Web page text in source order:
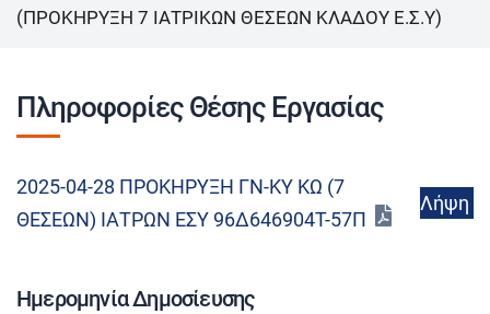
(ΠΡΟΚΗΡΥΞΗ 7 ΙΑΤΡΙΚΩΝ ΘΕΣΕΩΝ ΚΛΑΔΟΥ Ε.Σ.Υ)
Πληροφορίες Θέσης Εργασίας
2025-04-28 ΠΡΟΚΗΡΥΞΗ ΓΝ-ΚΥ ΚΩ (7
ΘΕΣΕΩΝ) ΙΑΤΡΩΝ ΕΣΥ 96Δ646904Τ-57Π
Λήψη
Ημερομηνία Δημοσίευσης